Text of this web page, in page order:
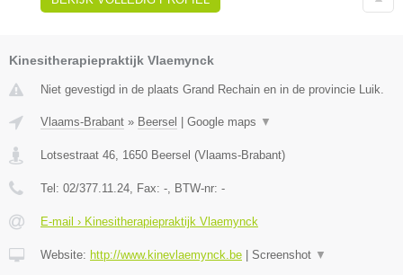
Kinesitherapiepraktijk Vlaemynck
Niet gevestigd in de plaats Grand Rechain en in de provincie Luik.
Vlaams-Brabant » Beersel | Google maps ▼
Lotsestraat 46 1650 Beersel (Vlaams-Brabant)
Tel: 02/377.11.24 , Fax: - , BTW-nr: -
E-mail › Kinesitherapiepraktijk Vlaemynck
Website: http://www.kinevlaemynck.be | Screenshot ▼